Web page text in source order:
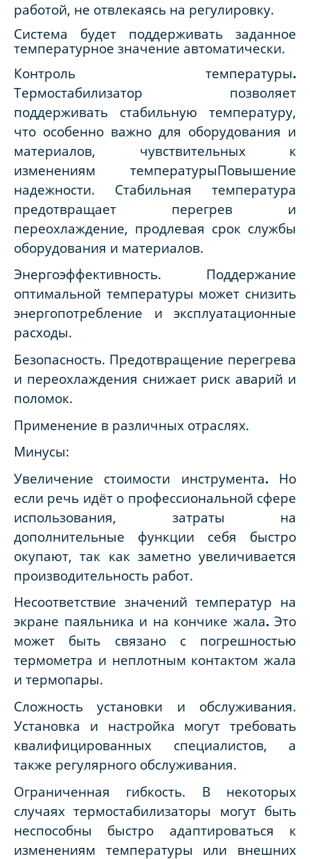
работой, не отвлекаясь на регулировку.
Система будет поддерживать заданное
температурное значение автоматически.
Контроль температуры.
Термостабилизатор позволяет
поддерживать стабильную температуру,
что особенно важно для оборудования и
материалов, чувствительных к
изменениям температурыПовышение
надежности. Стабильная температура
предотвращает перегрев и
переохлаждение, продлевая срок службы
оборудования и материалов.
Энергоэффективность. Поддержание
оптимальной температуры может снизить
энергопотребление и эксплуатационные
расходы.
Безопасность. Предотвращение перегрева
и переохлаждения снижает риск аварий и
поломок.
Применение в различных отраслях.
Минусы:
Увеличение стоимости инструмента.Но
если речь идёт о профессиональной сфере
использования, затраты на
дополнительные функции себя быстро
окупают, так как заметно увеличивается
производительность работ.
Несоответствие значений температур на
экране паяльника и на кончике жала.Это
может быть связано с погрешностью
термометра и неплотным контактом жала
и термопары.
Сложность установки и обслуживания.
Установка и настройка могут требовать
квалифицированных специалистов, а
также регулярного обслуживания.
Ограниченная гибкость. В некоторых
случаях термостабилизаторы могут быть
неспособны быстро адаптироваться к
изменениям температуры или внешних